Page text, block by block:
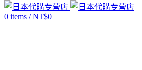
0 items / NT$0